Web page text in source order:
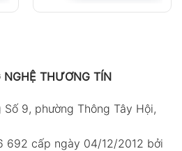
THƯƠNG TÍN
9, phường Thông Tây Hội,
692 cấp ngày 04/12/2012 bởi